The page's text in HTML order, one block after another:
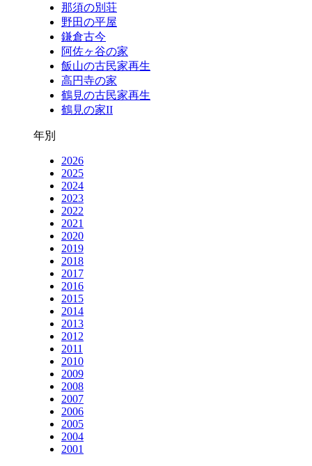
那須の別荘
野田の平屋
鎌倉古今
阿佐ヶ谷の家
飯山の古民家再生
高円寺の家
鶴見の古民家再生
鶴見の家II
年別
2026
2025
2024
2023
2022
2021
2020
2019
2018
2017
2016
2015
2014
2013
2012
2011
2010
2009
2008
2007
2006
2005
2004
2001